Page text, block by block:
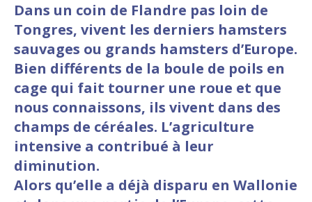
Dans un coin de Flandre pas loin de
Tongres, vivent les derniers hamsters
sauvages ou grands hamsters d’Europe.
Bien différents de la boule de poils en
cage qui fait tourner une roue et que
nous connaissons, ils vivent dans des
champs de céréales. L’agriculture
intensive a contribué à leur
diminution.
Alors qu’elle a déjà disparu en Wallonie